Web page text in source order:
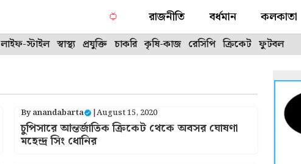
রাজনীতি বর্ধমান কলকাতা
লাইফ-স্টাইল স্বাস্থ্য প্রযুক্তি চাকরি কৃষি-কাজ রেসিপি ক্রিকেট ফুটবল
Byanandabarta |August 15, 2020
চুপিসারে আন্তর্জাতিক ক্রিকেট থেকে অবসর ঘোষণা
মহেন্দ্র সিং ধোনির